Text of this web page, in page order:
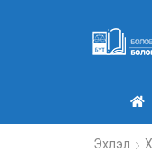
Эхлэл